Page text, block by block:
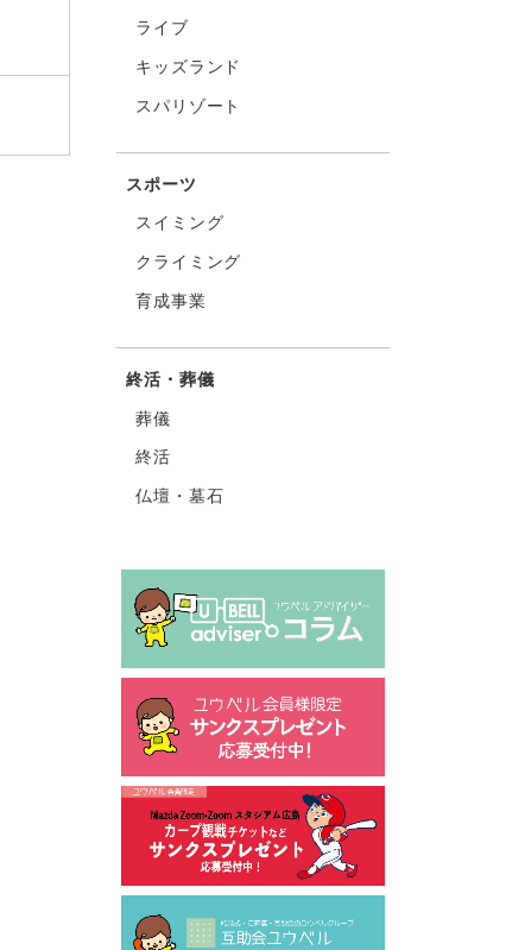
ライブ
キッズランド
スパリゾート
スポーツ
スイミング
クライミング
育成事業
終活・葬儀
葬儀
終活
仏壇・墓石